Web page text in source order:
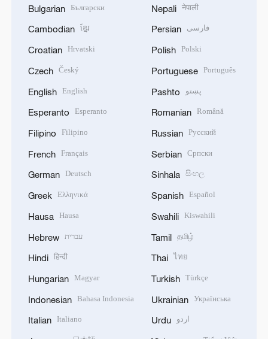
Bulgarian Български
Cambodian ខ្មែរ
Croatian Hrvatski
Czech Český
English English
Esperanto Esperanto
Filipino Filipino
French Français
German Deutsch
Greek Ελληνικά
Hausa Hausa
Hebrew עברית
Hindi हिन्दी
Hungarian Magyar
Indonesian Bahasa Indonesia
Italian Italiano
Nepali नेपाली
Persian فارسی
Polish Polski
Portuguese Português
Pashto پښتو
Romanian Română
Russian Русский
Serbian Српски
Sinhala සිංහල
Spanish Español
Swahili Kiswahili
Tamil தமிழ்
Thai ไทย
Turkish Türkçe
Ukrainian Українська
Urdu اردو